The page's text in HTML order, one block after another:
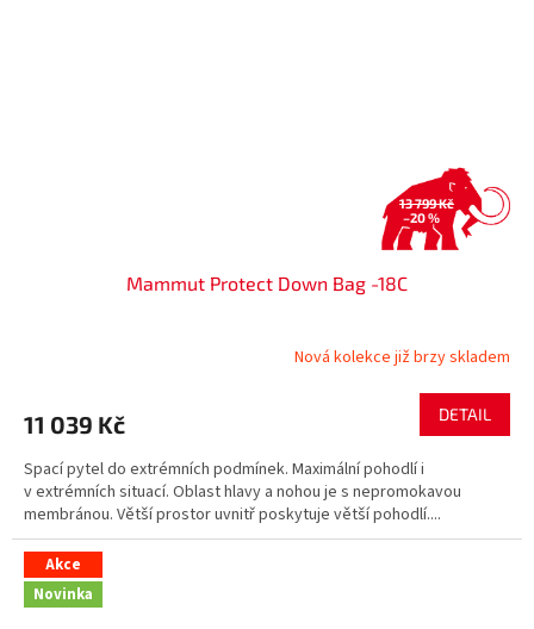
13 799 Kč
–20 %
Mammut Protect Down Bag -18C
Nová kolekce již brzy skladem
11 039 Kč DETAIL
Spací pytel do extrémních podmínek. Maximální pohodlí i
v extrémních situací. Oblast hlavy a nohou je s nepromokavou
membránou. Větší prostor uvnitř poskytuje větší pohodlí....
Akce
Novinka